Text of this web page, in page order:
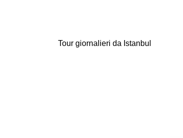
Tour giornalieri da Istanbul